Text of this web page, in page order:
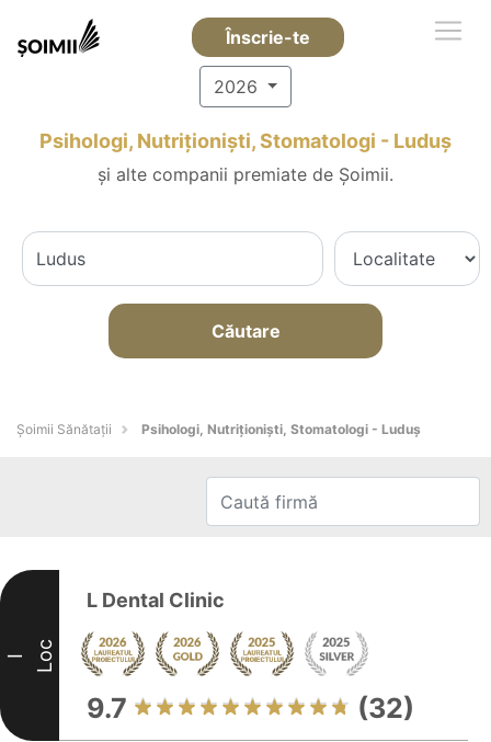
Înscrie-te
2026
Psihologi, Nutriționiști, Stomatologi - Luduş
și alte companii premiate de Șoimii.
Căutare
Şoimii Sănătații Psihologi, Nutriționiști, Stomatologi - Luduş
I Loc
L Dental Clinic
9.7 (32)